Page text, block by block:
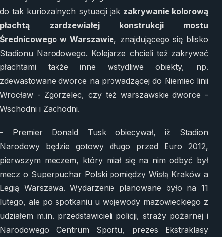
do tak kuriozalnych sytuacji jak zakrywanie kolorową
płachtą zardzewiałej konstrukcji mostu
Średnicowego w Warszawie, znajdującego się blisko
Stadionu Narodowego. Kolejarze chcieli też zakrywać
płachtami także inne wstydliwe obiekty, np.
zdewastowane dworce na prowadzącej do Niemiec linii
Wrocław - Zgorzelec, czy też warszawskie dworce -
Wschodni i Zachodni.
- Premier Donald Tusk obiecywał, iż Stadion
Narodowy będzie gotowy długo przed Euro 2012,
pierwszym meczem, który miał się na nim odbyć był
mecz o Superpuchar Polski pomiędzy Wisłą Kraków a
Legią Warszawa. Wydarzenie planowane było na 11
lutego, ale po spotkaniu u wojewody mazowieckiego z
udziałem m.in. przedstawicieli policji, straży pożarnej i
Narodowego Centrum Sportu, prezes Ekstraklasy